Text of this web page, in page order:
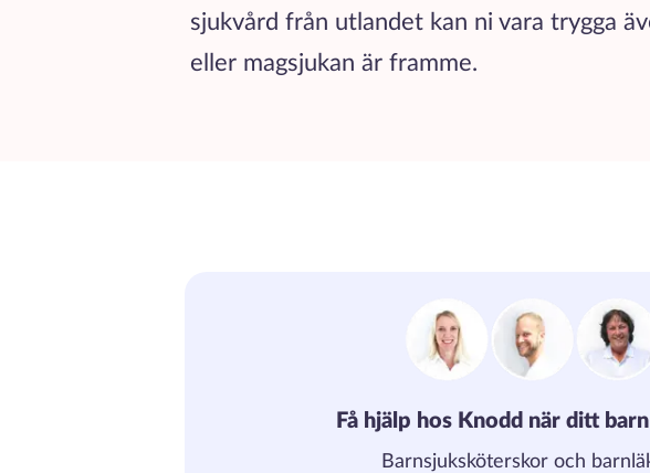
sjukvård från utlandet kan ni vara trygga
eller magsjukan är framme.
Få hjälp hos Knodd när ditt
Barnsjuksköterskor och